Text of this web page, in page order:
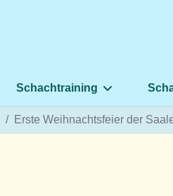
Schachtraining
Erste Weihnachtsfeier der